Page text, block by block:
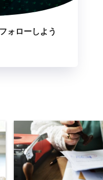
ォローしよう